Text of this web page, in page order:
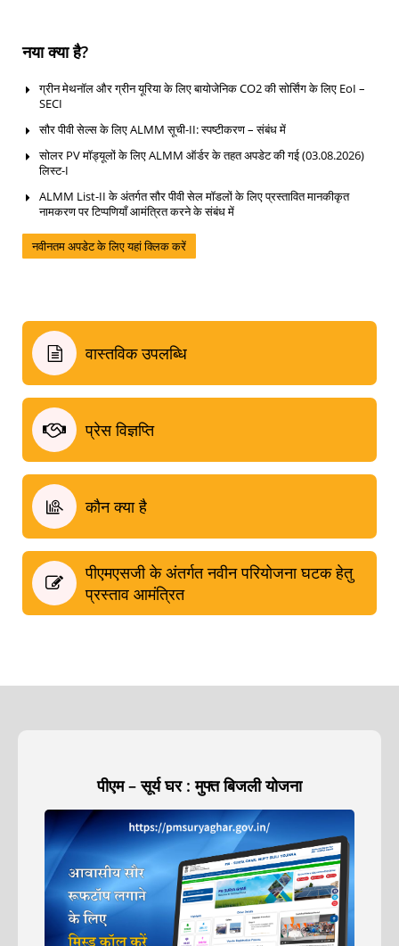
नया क्या है?
ग्रीन मेथनॉल और ग्रीन यूरिया के लिए बायोजेनिक CO2 की सोर्सिंग के लिए EoI –
SECI
सौर पीवी सेल्स के लिए ALMM सूची-II: स्पष्टीकरण – संबंध में
सोलर PV मॉड्यूलों के लिए ALMM ऑर्डर के तहत अपडेट की गई (03.08.2026)
लिस्ट-I
ALMM List-II के अंतर्गत सौर पीवी सेल मॉडलों के लिए प्रस्तावित मानकीकृत
नामकरण पर टिप्पणियाँ आमंत्रित करने के संबंध में
नवीनतम अपडेट के लिए यहां क्लिक करें
वास्तविक उपलब्धि
प्रेस विज्ञप्ति
कौन क्या है
पीएमएसजी के अंतर्गत नवीन परियोजना घटक हेतु
प्रस्ताव आमंत्रित
पीएम – सूर्य घर : मुफ्त बिजली योजना